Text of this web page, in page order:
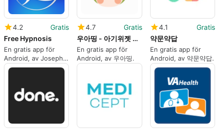
4.2
Gratis
Free Hypnosis
En gratis app för
Android, av Joseph
Clough.
4.7
Gratis
우아띵 - 아기위젯 육아일기 영유아검진 임신어플
En gratis app för
Android, av 우아띵.
4.1
Gratis
약문약답
En gratis app för
Android, av 약문약답.